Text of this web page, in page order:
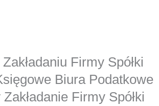
Firmy Spółki
Biura Podatkowe
Firmy Spółki